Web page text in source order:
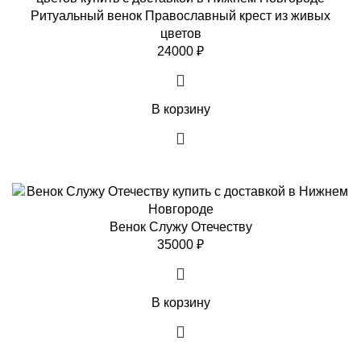
Ритуальный венок Православный крест из живых
цветов
24000 ₽
В корзину
Венок Служу Отечеству
35000 ₽
В корзину